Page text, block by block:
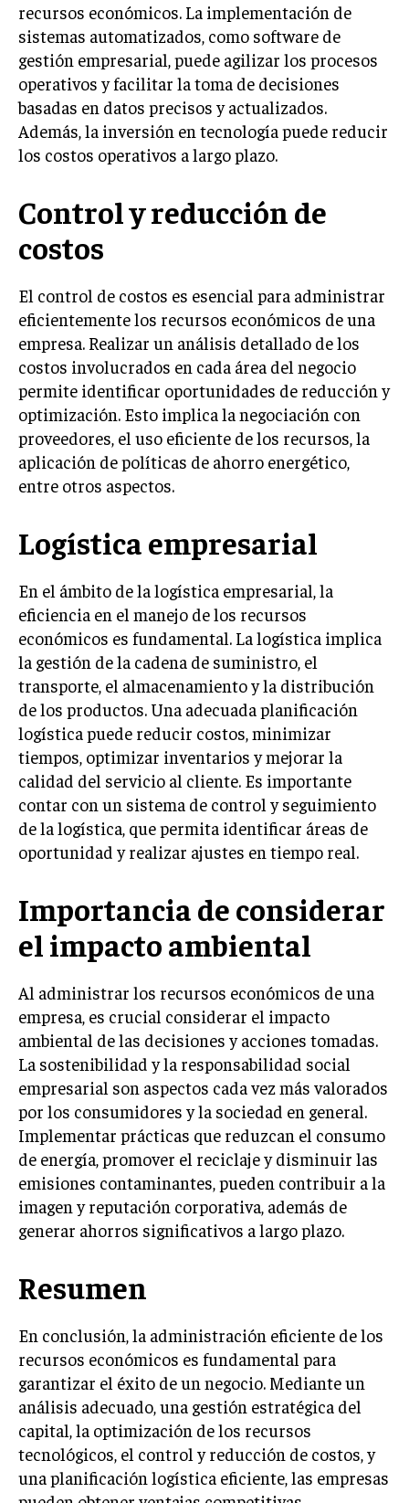
INTERNACIONAL
NEGOCIOS INTERNACIONALES
COMERCIO INTERNACIONAL
EXPANSIÓN GLOBAL
IMPORTACIÓN Y EXPORTACIÓN
ALIANZAS ESTRATÉGICAS
TECNOLOGIA
SOSTENIBILIDAD Y MEDIO AMBIENTE
GESTIÓN DE LA INNOVACIÓN TECNOLÓGICA
TRANSFORMACIÓN DIGITAL
ANALÍTICA EMPRESARIAL Y BUSINESS
INTELLIGENCE
CIBERSEGURIDAD EMPRESARIAL
ESTRATEGIA
EMPRESAS FAMILIARES Y SUCESIÓN
DERECHO EMPRESARIAL Y REGULACIONES
ÉXITO EMPRESARIAL Y CASOS DE ESTUDIO
GOBIERNO CORPORATIVO
NEGOCIOS
ESTRATEGIAS DE NEGOCIOS
MARKETING B2B
MARKETING B2C
FRANQUICIAS
MARKETING DE INFLUENCERS
E-COMMERCE
ESTRATEGIAS DE PRICING Y GESTIÓN DE
PRECIOS
GESTIÓN DE CRISIS EMPRESARIALES
EMPRESAS Y STARTUPS TECNOLÓGICAS
GESTIÓN DE LA EXPERIENCIA DEL CLIENTE
MÁS
PROYECTOS
GESTIÓN DE PROYECTOS
GESTIÓN DE OPERACIONES Y CADENA DE
SUMINISTRO
LOGÍSTICA EMPRESARIAL
CALIDAD Y MEJORA CONTINUA
RECURSOS HUMANOS Y GESTIÓN DEL
COMPENSACIÓN Y BENEFICIOS
RECLUTAMIENTO Y SELECCIÓN
DESARROLLO DE PERSONAL
GESTIÓN DEL DESEMPEÑO
CULTURA Y CLIMA ORGANIZACIONAL
recursos económicos. La implementación de
sistemas automatizados, como software de
gestión empresarial, puede agilizar los procesos
operativos y facilitar la toma de decisiones
basadas en datos precisos y actualizados.
Además, la inversión en tecnología puede reducir
los costos operativos a largo plazo.
Control y reducción de
costos
El control de costos es esencial para administrar
eficientemente los recursos económicos de una
empresa. Realizar un análisis detallado de los
costos involucrados en cada área del negocio
permite identificar oportunidades de reducción y
optimización. Esto implica la negociación con
proveedores, el uso eficiente de los recursos, la
aplicación de políticas de ahorro energético,
entre otros aspectos.
Logística empresarial
En el ámbito de la logística empresarial, la
eficiencia en el manejo de los recursos
económicos es fundamental. La logística implica
la gestión de la cadena de suministro, el
transporte, el almacenamiento y la distribución
de los productos. Una adecuada planificación
logística puede reducir costos, minimizar
tiempos, optimizar inventarios y mejorar la
calidad del servicio al cliente. Es importante
contar con un sistema de control y seguimiento
de la logística, que permita identificar áreas de
oportunidad y realizar ajustes en tiempo real.
Importancia de considerar
el impacto ambiental
Al administrar los recursos económicos de una
empresa, es crucial considerar el impacto
ambiental de las decisiones y acciones tomadas.
La sostenibilidad y la responsabilidad social
empresarial son aspectos cada vez más valorados
por los consumidores y la sociedad en general.
Implementar prácticas que reduzcan el consumo
de energía, promover el reciclaje y disminuir las
emisiones contaminantes, pueden contribuir a la
imagen y reputación corporativa, además de
generar ahorros significativos a largo plazo.
Resumen
En conclusión, la administración eficiente de los
recursos económicos es fundamental para
garantizar el éxito de un negocio. Mediante un
análisis adecuado, una gestión estratégica del
capital, la optimización de los recursos
tecnológicos, el control y reducción de costos, y
una planificación logística eficiente, las empresas